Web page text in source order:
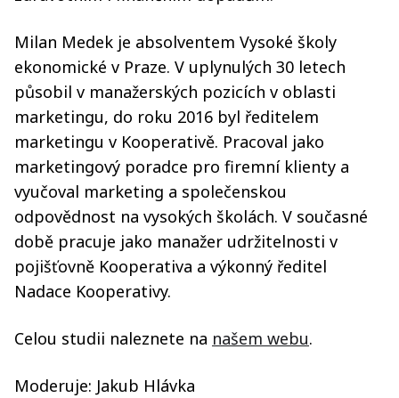
Milan Medek je absolventem Vysoké školy
ekonomické v Praze. V uplynulých 30 letech
působil v manažerských pozicích v oblasti
marketingu, do roku 2016 byl ředitelem
marketingu v Kooperativě. Pracoval jako
marketingový poradce pro firemní klienty a
vyučoval marketing a společenskou
odpovědnost na vysokých školách. V současné
době pracuje jako manažer udržitelnosti v
pojišťovně Kooperativa a výkonný ředitel
Nadace Kooperativy.
Celou studii naleznete na našem webu.
Moderuje: Jakub Hlávka